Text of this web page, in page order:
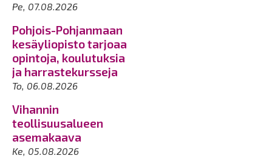
Pe, 07.08.2026
Pohjois-Pohjanmaan
kesäyliopisto tarjoaa
opintoja, koulutuksia
ja harrastekursseja
To, 06.08.2026
Vihannin
teollisuusalueen
asemakaava
Ke, 05.08.2026